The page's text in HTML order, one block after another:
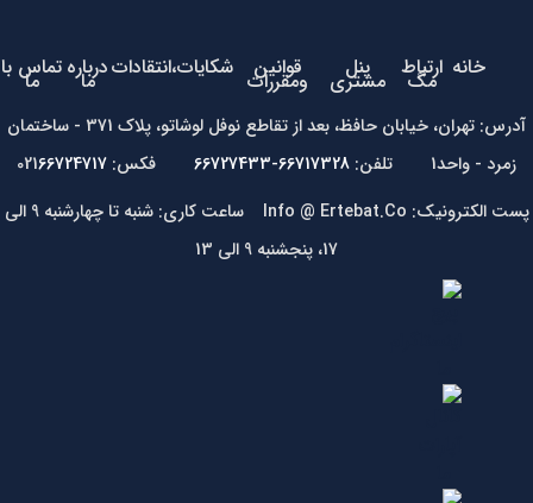
خانه ارتباط
مگ پنل
مشتری قوانین
ومقررات شکایات،انتقاداتدرباره
ما تماس با
ما
آدرس: تهران، خیابان حافظ، بعد از تقاطع نوفل لوشاتو، پلاک 371 - ساختمان
زمرد - واحد1 تلفن:
66717328-66727433 فکس: 021 66724717
پست الکترونیک: Info @ Ertebat.Co ساعت کاری: شنبه تا چهارشنبه 9 الی
17، پنجشنبه 9 الی 13